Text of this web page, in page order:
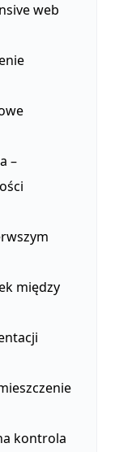
web
–
między
kontrola